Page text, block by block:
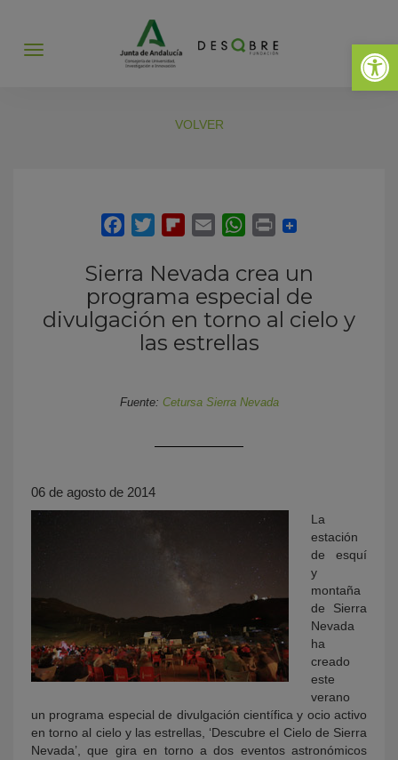
Abrir
Abrir
VOLVER
Sierra Nevada crea un
programa especial de
divulgación en torno al cielo y
las estrellas
Fuente: Cetursa Sierra Nevada
06 de agosto de 2014
La
estación
de esquí
y
montaña
de Sierra
Nevada
ha
creado
este
verano
un programa especial de divulgación científica y ocio activo
en torno al cielo y las estrellas, ‘Descubre el Cielo de Sierra
Nevada’, que gira en torno a dos eventos astronómicos